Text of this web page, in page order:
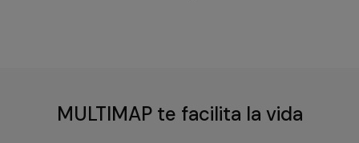
MULTIMAP te facilita la vida